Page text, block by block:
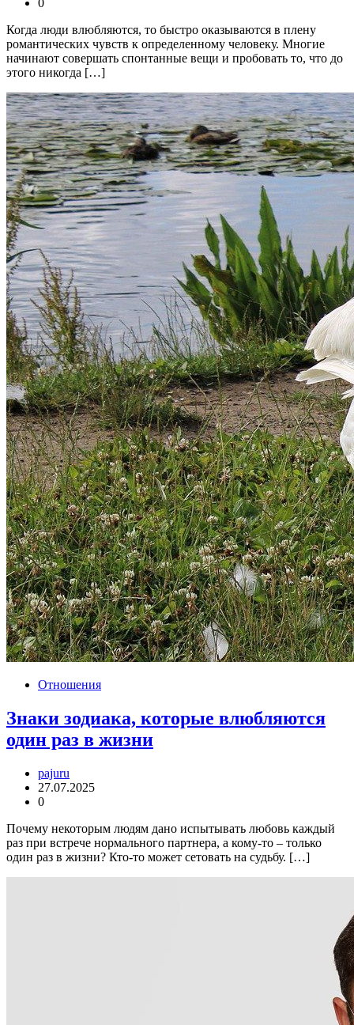
0
Когда люди влюбляются, то быстро оказываются в плену
романтических чувств к определенному человеку. Многие
начинают совершать спонтанные вещи и пробовать то, что до
этого никогда […]
Отношения
Знаки зодиака, которые влюбляются
один раз в жизни
pajuru
27.07.2025
0
Почему некоторым людям дано испытывать любовь каждый
раз при встрече нормального партнера, а кому-то – только
один раз в жизни? Кто-то может сетовать на судьбу. […]